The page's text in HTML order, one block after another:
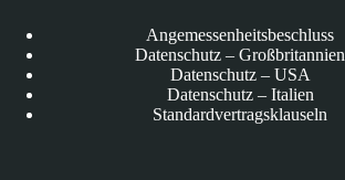
Angemessenheitsbeschluss
Datenschutz – Großbritannien
Datenschutz – USA
Datenschutz – Italien
Standardvertragsklauseln